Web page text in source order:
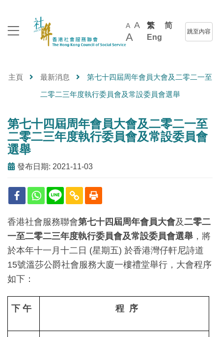
A A
A
繁
简
Eng
跳至內容
主頁 最新消息 第七十四屆周年會員大會及二零二一至
二零二三年度執行委員會及常設委員會選舉
第七十四屆周年會員大會及二零二一至
二零二三年度執行委員會及常設委員會
選舉
發布日期: 2021-11-03
香港社會服務聯會第七十四屆周年會員大會及二零二
一至二零二三年度執行委員會及常設委員會選舉 ，將
於本年十一月十二日 (星期五) 於香港灣仔軒尼詩道
15號溫莎公爵社會服務大廈一樓禮堂舉行，大會程序
如下：
下 午 程 序